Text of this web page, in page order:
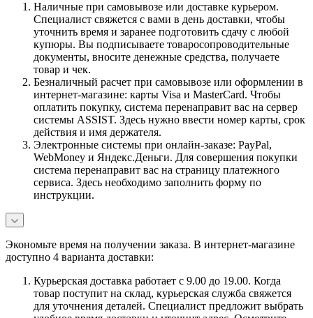
Наличные при самовывозе или доставке курьером.
Специалист свяжется с вами в день доставки, чтобы
уточнить время и заранее подготовить сдачу с любой
купюры. Вы подписываете товаросопроводительные
документы, вносите денежные средства, получаете
товар и чек.
Безналичный расчет при самовывозе или оформлении в
интернет-магазине: карты Visa и MasterCard. Чтобы
оплатить покупку, система перенаправит вас на сервер
системы ASSIST. Здесь нужно ввести номер карты, срок
действия и имя держателя.
Электронные системы при онлайн-заказе: PayPal,
WebMoney и Яндекс.Деньги. Для совершения покупки
система перенаправит вас на страницу платежного
сервиса. Здесь необходимо заполнить форму по
инструкции.
Экономьте время на получении заказа. В интернет-магазине
доступно 4 варианта доставки:
Курьерская доставка работает с 9.00 до 19.00. Когда
товар поступит на склад, курьерская служба свяжется
для уточнения деталей. Специалист предложит выбрать